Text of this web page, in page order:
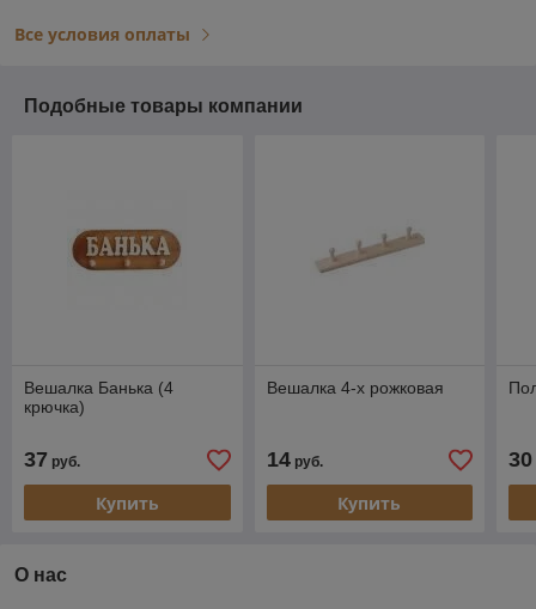
Все условия оплаты
Подобные товары компании
Вешалка Банька (4
крючка)
37 руб.
Купить
Вешалка 4-х рожковая
14руб.
Купить
30
О нас